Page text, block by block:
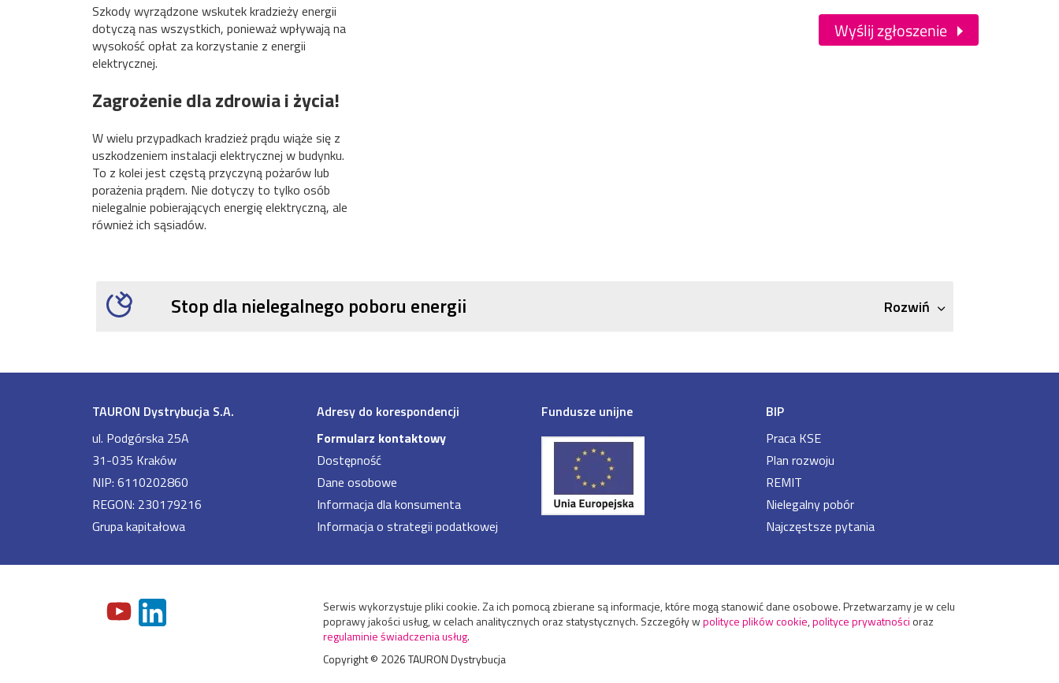
Szkody wyrządzone wskutek kradzieży energii
dotyczą nas wszystkich, ponieważ wpływają na
wysokość opłat za korzystanie z energii
elektrycznej.
Zagrożenie dla zdrowia i życia!
W wielu przypadkach kradzież prądu wiąże się z
uszkodzeniem instalacji elektrycznej w budynku.
To z kolei jest częstą przyczyną pożarów lub
porażenia prądem. Nie dotyczy to tylko osób
nielegalnie pobierających energię elektryczną, ale
również ich sąsiadów.
Wyślij zgłoszenie
Stop dla nielegalnego poboru energii Rozwiń
TAURON Dystrybucja S.A.
ul. Podgórska 25A
31-035 Kraków
NIP: 6110202860
REGON: 230179216
Grupa kapitałowa
Adresy do korespondencji
Formularz kontaktowy
Dostępność
Dane osobowe
Informacja dla konsumenta
Informacja o strategii podatkowej
Fundusze unijne
BIP
Praca KSE
Plan rozwoju
REMIT
Nielegalny pobór
Najczęstsze pytania
Serwis wykorzystuje pliki cookie. Za ich pomocą zbierane są informacje, które mogą stanowić dane osobowe. Przetwarzamy je w celu
poprawy jakości usług, w celach analitycznych oraz statystycznych. Szczegóły wpolityce plików cookie,polityce prywatności oraz
regulaminie świadczenia usług.
Copyright © 2026TAURON Dystrybucja